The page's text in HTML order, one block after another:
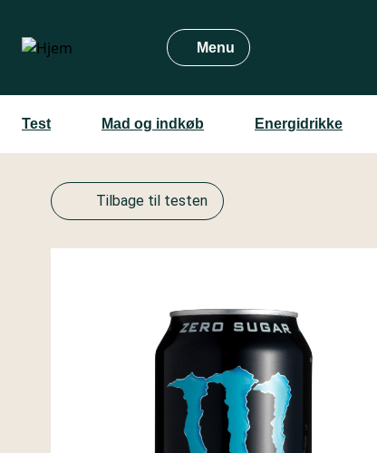
hovedindhold
Menu
Test Mad og indkøb Energidrikke
Tilbage til testen